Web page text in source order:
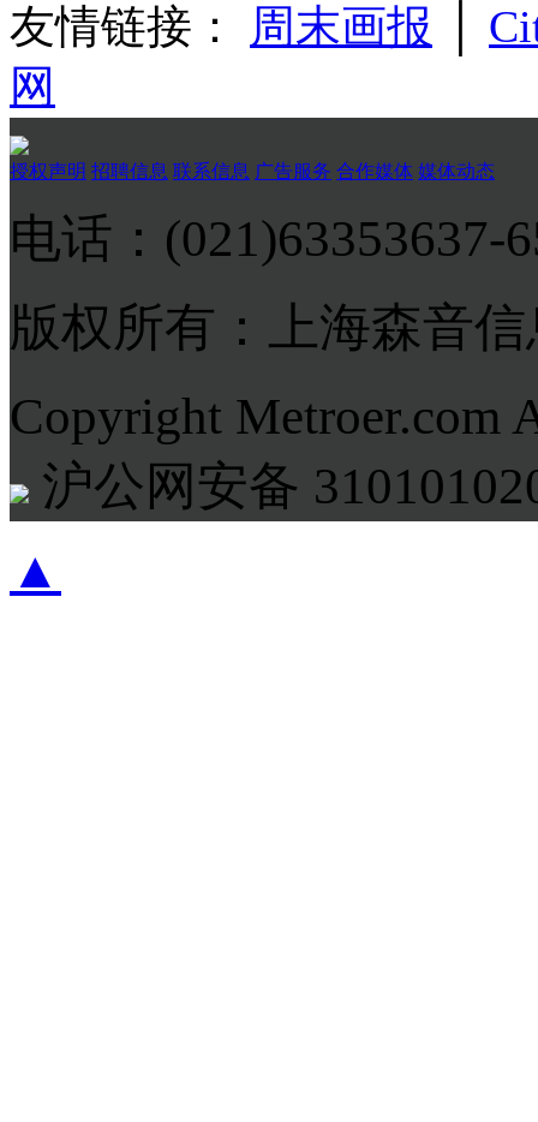
友情链接： 周末画报
网
授权声明 招聘信息 联系信息 广告服务 合作媒体 媒体动态
电话：(021)63353637-
版权所有：上海森音
Copyright Metroer.com
沪公网安备
▲